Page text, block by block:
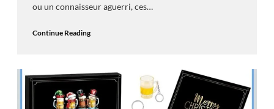
ou un connaisseur aguerri, ces…
Continue Reading